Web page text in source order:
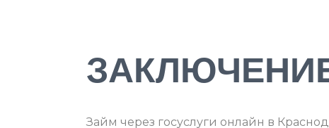
Займ через госуслуги онлайн в